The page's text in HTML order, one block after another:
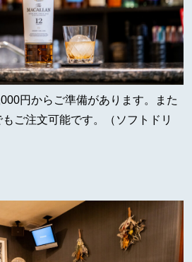
円からご準備があります。また
ご注文可能です。（ソフトドリ